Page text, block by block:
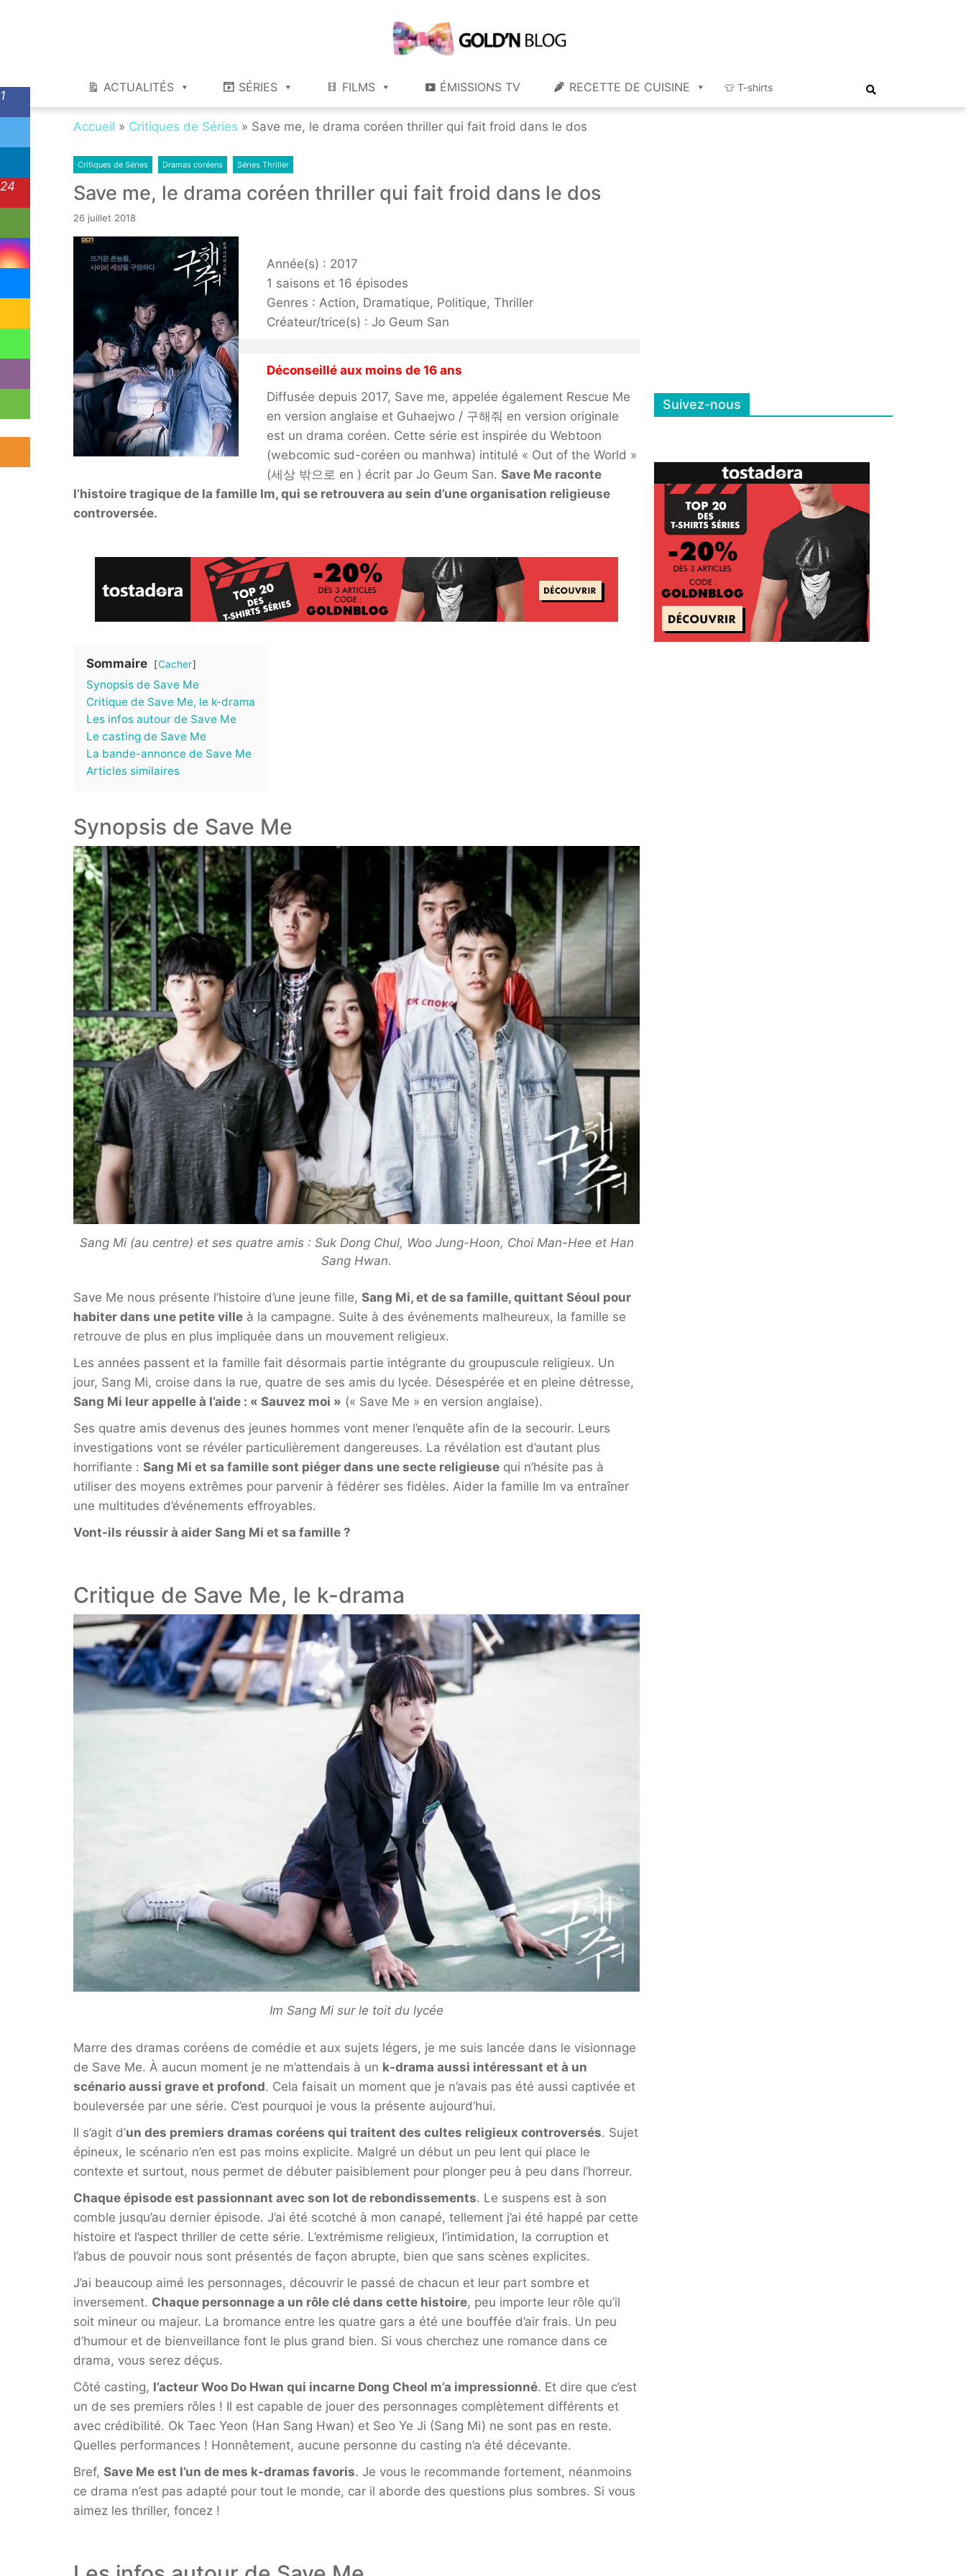
Gold'n Blog
ACTUALITÉS SÉRIES FILMS ÉMISSIONS TV RECETTE DE CUISINE 👕 T-shirts
Accueil » Critiques de Séries » Save me, le drama coréen thriller qui fait froid dans le dos
Critiques de Séries Dramas coréens Séries Thriller
Save me, le drama coréen thriller qui fait froid dans le dos
26 juillet 2018
Année(s) : 2017
1 saisons et 16 épisodes
Genres : Action, Dramatique, Politique, Thriller
Créateur/trice(s) : Jo Geum San
Déconseillé aux moins de 16 ans
Diffusée depuis 2017, Save me, appelée également Rescue Me
en version anglaise et Guhaejwo / 구해줘 en version originale
est un drama coréen. Cette série est inspirée du Webtoon
(webcomic sud-coréen ou manhwa) intitulé « Out of the World »
(세상 밖으로 en ) écrit par Jo Geum San.Save Me raconte
l’histoire tragique de la famille Im, qui se retrouvera au sein d’une organisation religieuse
controversée.
Sommaire Cacher
Synopsis de Save Me
Critique de Save Me, le k-drama
Les infos autour de Save Me
Le casting de Save Me
La bande-annonce de Save Me
Articles similaires
Synopsis de Save Me
Sang Mi (au centre) et ses quatre amis : Suk Dong Chul, Woo Jung-Hoon, Choi Man-Hee et Han
Sang Hwan.
Save Me nous présente l’histoire d’une jeune fille, Sang Mi, et de sa famille, quittant Séoul pour
habiter dans une petite ville à la campagne. Suite à des événements malheureux, la famille se
retrouve de plus en plus impliquée dans un mouvement religieux.
Les années passent et la famille fait désormais partie intégrante du groupuscule religieux. Un
jour, Sang Mi, croise dans la rue, quatre de ses amis du lycée. Désespérée et en pleine détresse,
Sang Mi leur appelle à l’aide : « Sauvez moi » (« Save Me » en version anglaise).
Ses quatre amis devenus des jeunes hommes vont mener l’enquête afin de la secourir. Leurs
investigations vont se révéler particulièrement dangereuses. La révélation est d’autant plus
horrifiante : Sang Mi et sa famille sont piéger dans une secte religieuse qui n’hésite pas à
utiliser des moyens extrêmes pour parvenir à fédérer ses fidèles. Aider la famille Im va entraîner
une multitudes d’événements effroyables.
Vont-ils réussir à aider Sang Mi et sa famille ?
Critique de Save Me, le k-drama
Im Sang Mi sur le toit du lycée
Marre des dramas coréens de comédie et aux sujets légers, je me suis lancée dans le visionnage
de Save Me. À aucun moment je ne m’attendais à un k-drama aussi intéressant et à un
scénario aussi grave et profond. Cela faisait un moment que je n’avais pas été aussi captivée et
bouleversée par une série. C’est pourquoi je vous la présente aujourd’hui.
Il s’agit d’un des premiers dramas coréens qui traitent des cultes religieux controversés. Sujet
épineux, le scénario n’en est pas moins explicite. Malgré un début un peu lent qui place le
contexte et surtout, nous permet de débuter paisiblement pour plonger peu à peu dans l’horreur.
Chaque épisode est passionnant avec son lot de rebondissements. Le suspens est à son
comble jusqu’au dernier épisode. J’ai été scotché à mon canapé, tellement j’ai été happé par cette
histoire et l’aspect thriller de cette série. L’extrémisme religieux, l’intimidation, la corruption et
l’abus de pouvoir nous sont présentés de façon abrupte, bien que sans scènes explicites.
J’ai beaucoup aimé les personnages, découvrir le passé de chacun et leur part sombre et
inversement. Chaque personnage a un rôle clé dans cette histoire, peu importe leur rôle qu’il
soit mineur ou majeur. La bromance entre les quatre gars a été une bouffée d’air frais. Un peu
d’humour et de bienveillance font le plus grand bien. Si vous cherchez une romance dans ce
drama, vous serez déçus.
Côté casting, l’acteur Woo Do Hwan qui incarne Dong Cheol m’a impressionné. Et dire que c’est
un de ses premiers rôles ! Il est capable de jouer des personnages complètement différents et
avec crédibilité. Ok Taec Yeon (Han Sang Hwan) et Seo Ye Ji (Sang Mi) ne sont pas en reste.
Quelles performances ! Honnêtement, aucune personne du casting n’a été décevante.
Bref, Save Me est l’un de mes k-dramas favoris. Je vous le recommande fortement, néanmoins
ce drama n’est pas adapté pour tout le monde, car il aborde des questions plus sombres. Si vous
aimez les thriller, foncez !
1
24
Suivez-nous